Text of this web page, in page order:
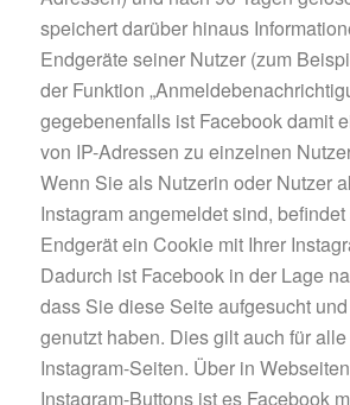
speichert darüber hinaus
Endgeräte seiner Nutzer (zum
der Funktion
gegebenenfalls ist Facebook damit
von IP-Adressen zu einzelnen
Wenn Sie als Nutzerin oder Nutzer
Instagram angemeldet sind,
Endgerät ein Cookie mit Ihrer
Dadurch ist Facebook in der Lage
dass Sie diese Seite aufgesucht
genutzt haben. Dies gilt auch für
Instagram-Seiten. Über in
Instagram-Buttons ist es Facebook